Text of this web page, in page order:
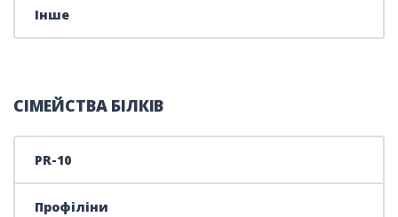
Інше
СІМЕЙСТВА БІЛКІВ
PR-10
Профіліни